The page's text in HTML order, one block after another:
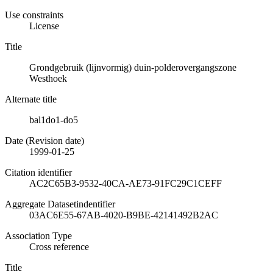
Use constraints
License
Title
Grondgebruik (lijnvormig) duin-polderovergangszone
Westhoek
Alternate title
bal1do1-do5
Date (Revision date)
1999-01-25
Citation identifier
AC2C65B3-9532-40CA-AE73-91FC29C1CEFF
Aggregate Datasetindentifier
03AC6E55-67AB-4020-B9BE-42141492B2AC
Association Type
Cross reference
Title